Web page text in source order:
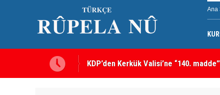
Ana
KDP’den Kerkük Valisi’ne “140.
Kerkük’te Kürt partilerden 7 maddelik